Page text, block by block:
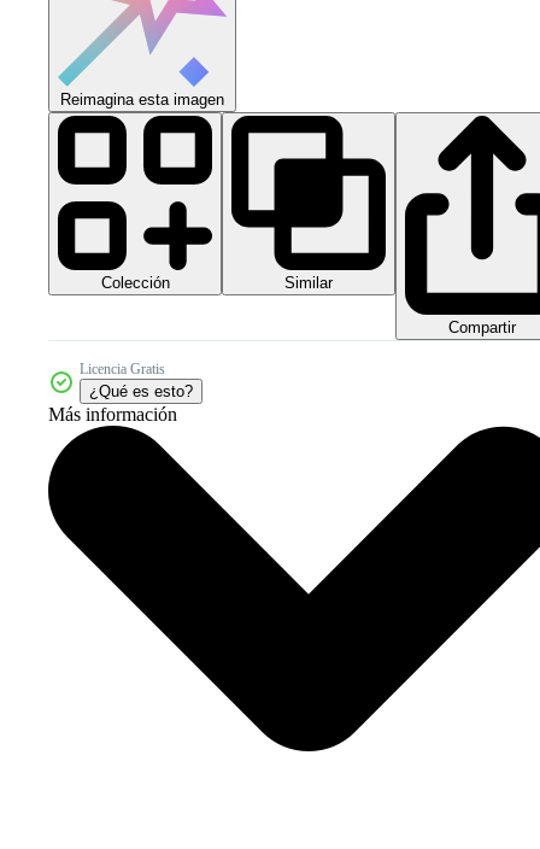
Reimagina esta imagen
Colección Similar
Compartir
Licencia Gratis
¿Qué es esto?
Más información